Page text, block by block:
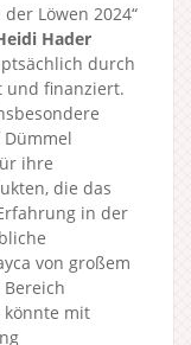
Löwen 2024“
Hader
durch
und finanziert.
Dümmel
ihre
die das
in der
von großem
könnte mit